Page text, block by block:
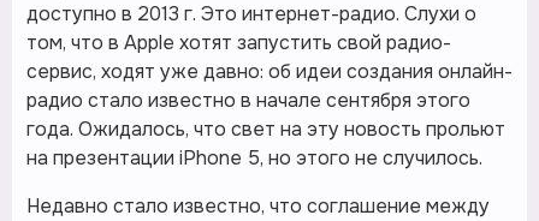
доступно в 2013 г. Это интернет-радио. Слухи о
том, что в Apple хотят запустить свой радио-
сервис, ходят уже давно: об идеи создания онлайн-
радио стало известно в начале сентября этого
года. Ожидалось, что свет на эту новость прольют
на презентации iPhone 5, но этого не случилось.
Недавно стало известно, что соглашение между